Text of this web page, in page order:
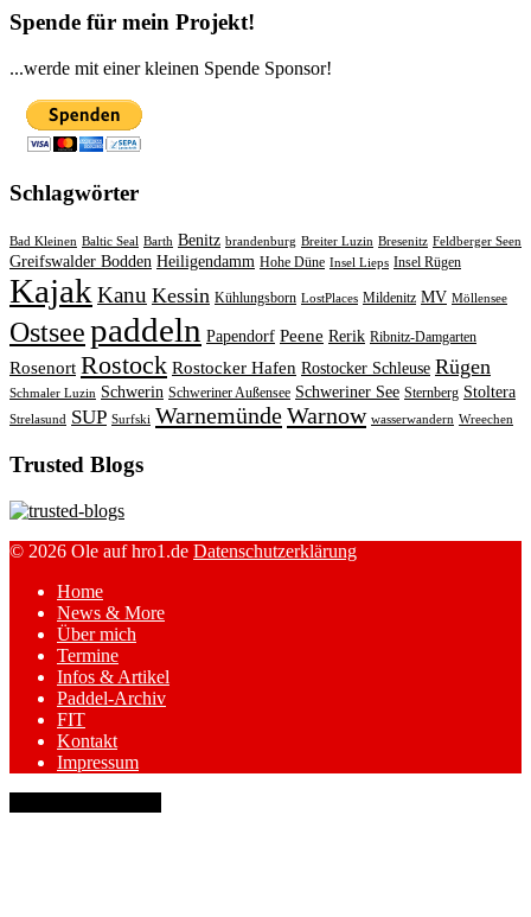
Spende für mein Projekt!
...werde mit einer kleinen Spende Sponsor!
Schlagwörter
Bad Kleinen Baltic Seal Barth Benitz brandenburg Breiter Luzin Bresenitz Feldberger Seen
Greifswalder Bodden Heiligendamm Hohe Düne Insel Lieps Insel Rügen
Kajak Kanu Kessin Kühlungsborn LostPlaces Mildenitz MV Möllensee
Ostseepaddeln Papendorf Peene Rerik Ribnitz-Damgarten
Rosenort Rostock Rostocker Hafen Rostocker Schleuse Rügen
Schmaler Luzin Schwerin Schweriner Außensee Schweriner See Sternberg Stoltera
Strelasund SUP Surfski WarnemündeWarnow wasserwandern Wreechen
Trusted Blogs
© 2026 Ole auf hro1.de Datenschutzerklärung
Home
News & More
Über mich
Termine
Infos & Artikel
Paddel-Archiv
FIT
Kontakt
Impressum